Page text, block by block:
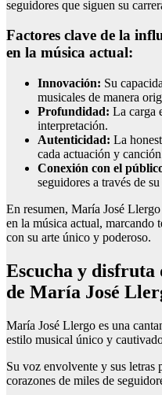
seguidores que siguen su
Factores clave de la
en la música actual:
Innovación: Su
musicales de manera
Profundidad: La carga
interpretación.
Autenticidad: La
cada actuación y
Conexión con el
seguidores a través de
En resumen, María José
en la música actual, marcando
con su arte único y poderoso.
Escucha y disfruta
de María José
María José Llergo es una
estilo musical único y
Su voz envolvente y sus letras
corazones de miles de